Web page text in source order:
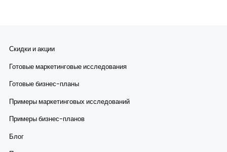
Скидки и акции
Готовые маркетинговые исследования
Готовые бизнес-планы
Примеры маркетинговых исследований
Примеры бизнес-планов
Блог